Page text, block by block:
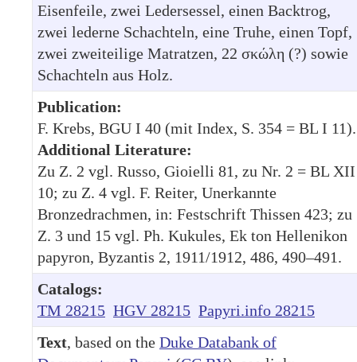
Eisenfeile, zwei Ledersessel, einen Backtrog,
zwei lederne Schachteln, eine Truhe, einen Topf,
zwei zweiteilige Matratzen, 22 σκώλη (?) sowie
Schachteln aus Holz.
Publication:
F. Krebs, BGU I 40 (mit Index, S. 354 = BL I 11).
Additional Literature:
Zu Z. 2 vgl. Russo, Gioielli 81, zu Nr. 2 = BL XII
10; zu Z. 4 vgl. F. Reiter, Unerkannte
Bronzedrachmen, in: Festschrift Thissen 423; zu
Z. 3 und 15 vgl. Ph. Kukules, Ek ton Hellenikon
papyron, Byzantis 2, 1911/1912, 486, 490–491.
Catalogs:
TM 28215 HGV 28215 Papyri.info 28215
Text, based on the Duke Databank of